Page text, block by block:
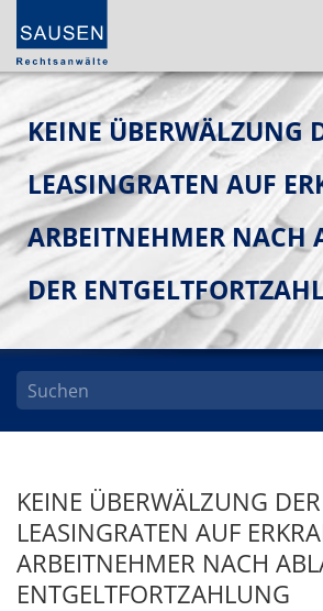
KEINE ÜBERWÄLZUNG
LEASINGRATEN AUF
ARBEITNEHMER NACH
DER
KEINE ÜBERWÄLZUNG DER
LEASINGRATEN AUF
ARBEITNEHMER NACH
ENTGELTFORTZAHLUNG